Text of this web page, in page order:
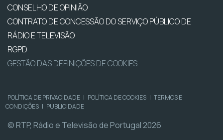
CONSELHO DE OPINIÃO
CONTRATO DE CONCESSÃO DO SERVIÇO PÚBLICO DE
RÁDIO E TELEVISÃO
RGPD
GESTÃO DAS DEFINIÇÕES DE COOKIES
POLÍTICA DE PRIVACIDADE | POLÍTICA DE COOKIES | TERMOS E
CONDIÇÕES | PUBLICIDADE
© RTP, Rádio e Televisão de Portugal 2026